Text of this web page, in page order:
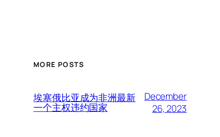
MORE POSTS
埃塞俄比亚成为非洲最新
一个主权违约国家
December
26, 2023